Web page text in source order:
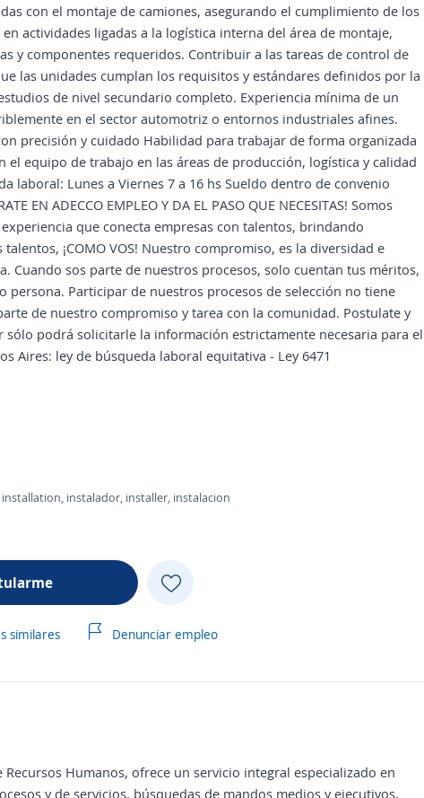
con el montaje de camiones, asegurando el cumplimiento de los
actividades ligadas a la logística interna del área de montaje,
y componentes requeridos. Contribuir a las tareas de control de
las unidades cumplan los requisitos y estándares definidos por la
estudios de nivel secundario completo. Experiencia mínima de un
en el sector automotriz o entornos industriales afines.
precisión y cuidado Habilidad para trabajar de forma organizada
equipo de trabajo en las áreas de producción, logística y calidad
laboral: Lunes a Viernes 7 a 16 hs Sueldo dentro de convenio
EN ADECCO EMPLEO Y DA EL PASO QUE NECESITAS! Somos
que conecta empresas con talentos, brindando
¡COMO VOS! Nuestro compromiso, es la diversidad e
Cuando sos parte de nuestros procesos, solo cuentan tus méritos,
persona. Participar de nuestros procesos de selección no tiene
de nuestro compromiso y tarea con la comunidad. Postulate y
podrá solicitarle la información estrictamente necesaria para el
Aires: ley de búsqueda laboral equitativa - Ley 6471
instalador, installer, instalacion
similares Denunciar empleo
Humanos, ofrece un servicio integral especializado en
y de servicios, búsquedas de mandos medios y ejecutivos,